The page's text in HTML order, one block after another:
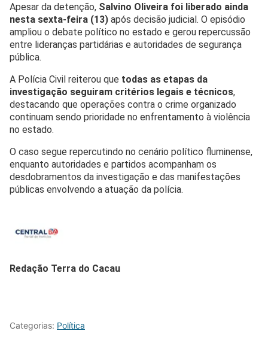
Apesar da detenção, Salvino Oliveira foi liberado ainda
nesta sexta-feira (13) após decisão judicial. O episódio
ampliou o debate político no estado e gerou repercussão
entre lideranças partidárias e autoridades de segurança
pública.
A Polícia Civil reiterou que todas as etapas da
investigação seguiram critérios legais e técnicos,
destacando que operações contra o crime organizado
continuam sendo prioridade no enfrentamento à violência
no estado.
O caso segue repercutindo no cenário político fluminense,
enquanto autoridades e partidos acompanham os
desdobramentos da investigação e das manifestações
públicas envolvendo a atuação da polícia.
Redação Terra do Cacau
Categorias: Política